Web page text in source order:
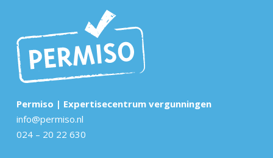
Permiso | Expertisecentrum vergunningen
info@permiso.nl
024 – 20 22 630